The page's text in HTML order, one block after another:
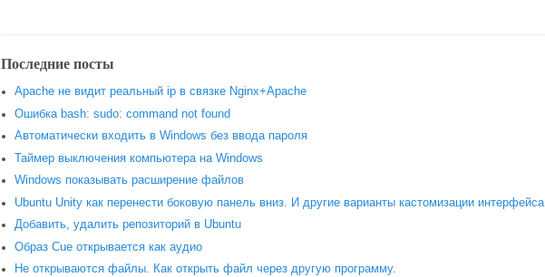
Последние посты
Apache не видит реальный ip в связке Nginx+Apache
Ошибка bash: sudo: command not found
Автоматически входить в Windows без ввода пароля
Таймер выключения компьютера на Windows
Windows показывать расширение файлов
Ubuntu Unity как перенести боковую панель вниз. И другие варианты кастомизации интерфейса
Добавить, удалить репозиторий в Ubuntu
Образ Cue открывается как аудио
Не открываются файлы. Как открыть файл через другую программу.